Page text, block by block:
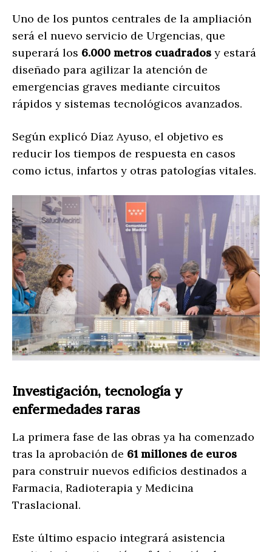
Uno de los puntos centrales de la ampliación
será el nuevo servicio de Urgencias, que
superará los 6.000 metros cuadrados y estará
diseñado para agilizar la atención de
emergencias graves mediante circuitos
rápidos y sistemas tecnológicos avanzados.
Según explicó Díaz Ayuso, el objetivo es
reducir los tiempos de respuesta en casos
como ictus, infartos y otras patologías vitales.
Investigación, tecnología y
enfermedades raras
La primera fase de las obras ya ha comenzado
tras la aprobación de 61 millones de euros
para construir nuevos edificios destinados a
Farmacia, Radioterapia y Medicina
Traslacional.
Este último espacio integrará asistencia